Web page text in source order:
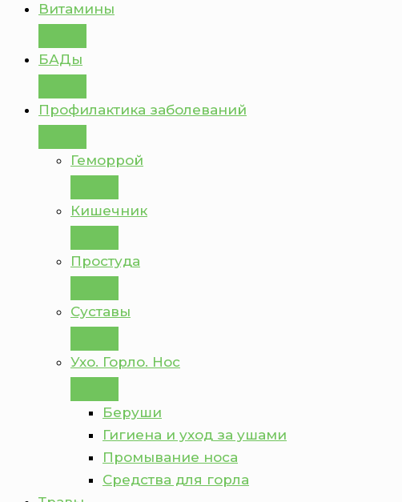
Витамины
БАДы
Профилактика заболеваний
Геморрой
Кишечник
Простуда
Суставы
Ухо. Горло. Нос
Беруши
Гигиена и уход за ушами
Промывание носа
Средства для горла